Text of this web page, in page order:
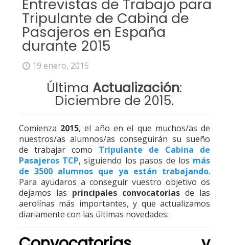
Entrevistas de Trabajo para
Tripulante de Cabina de
Pasajeros en España
durante 2015
19 enero, 2015
ÚltimaActualización:
Diciembre de 2015.
Comienza 2015, el año en el que muchos/as de
nuestros/as alumnos/as conseguirán su sueño
de trabajar como Tripulante de Cabina de
Pasajeros TCP, siguiendo los pasos de los más
de 3500 alumnos que ya están trabajando.
Para ayudaros a conseguir vuestro objetivo os
dejamos las principales convocatorias de las
aerolínas más importantes, y que actualizamos
diariamente con las últimas novedades: